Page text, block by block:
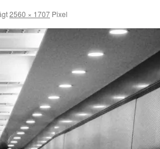
2560 × 1707 Pixel